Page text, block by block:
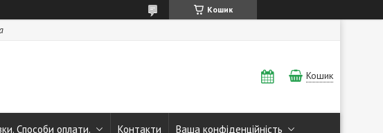
Кошик
Кошик
Способи оплати. Контакти Ваша конфіденційність